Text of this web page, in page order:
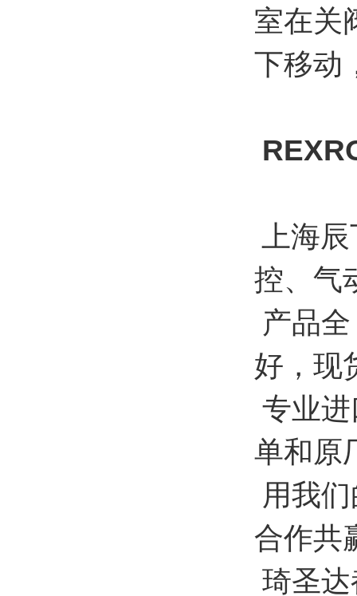
室在关
下移动
上海
控、气
产品
好， 现
专业
单和原
用我
合作共
琦圣